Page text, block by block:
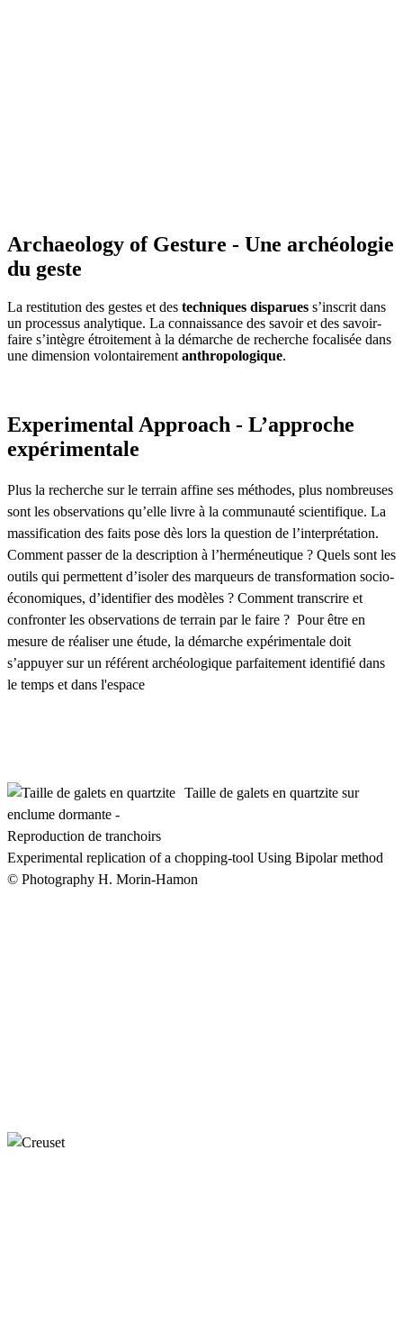
Archaeology of Gesture - Une archéologie
du geste
La restitution des gestes et des techniques disparues s’inscrit dans
un processus analytique. La connaissance des savoir et des savoir-
faire s’intègre étroitement à la démarche de recherche focalisée dans
une dimension volontairement anthropologique.
Experimental Approach - L’approche
expérimentale
Plus la recherche sur le terrain affine ses méthodes, plus nombreuses
sont les observations qu’elle livre à la communauté scientifique. La
massification des faits pose dès lors la question de l’interprétation.
Comment passer de la description à l’herméneutique ? Quels sont les
outils qui permettent d’isoler des marqueurs de transformation socio-
économiques, d’identifier des modèles ? Comment transcrire et
confronter les observations de terrain par le faire ? Pour être en
mesure de réaliser une étude, la démarche expérimentale doit
s’appuyer sur un référent archéologique parfaitement identifié dans
le temps et dans l'espace
Taille de galets en quartzite sur
enclume dormante -
Reproduction de tranchoirs
Experimental replication of a chopping-tool Using Bipolar method
© Photography H. Morin-Hamon